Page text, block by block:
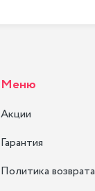
Меню
Акции
Гарантия
Политика возврата